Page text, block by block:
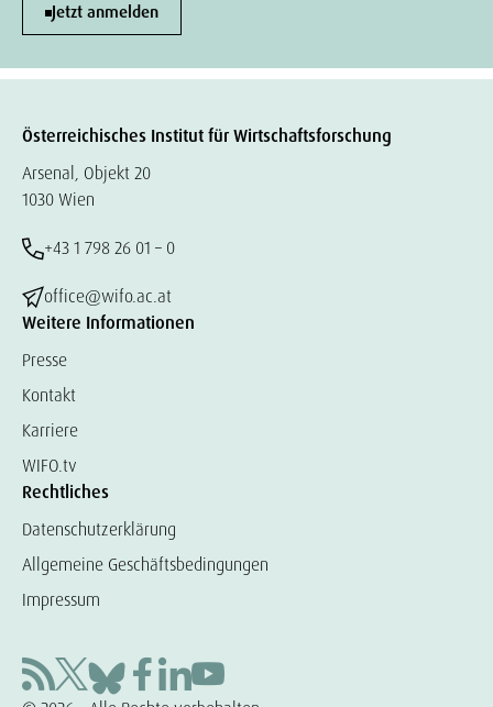
Jetzt anmelden
Österreichisches Institut für Wirtschaftsforschung
Arsenal, Objekt 20
1030 Wien
+43 1 798 26 01 – 0
office@wifo.ac.at
Weitere Informationen
Presse
Kontakt
Karriere
WIFO.tv
Rechtliches
Datenschutzerklärung
Allgemeine Geschäftsbedingungen
Impressum